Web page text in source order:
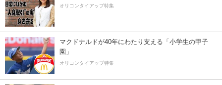
オリコンタイアップ特集
マクドナルドが40年にわたり支える「小学生の甲子
園」
オリコンタイアップ特集